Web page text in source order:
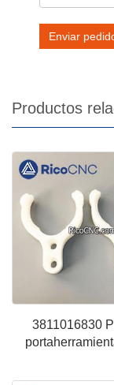
Enviar
Productos
3811016830